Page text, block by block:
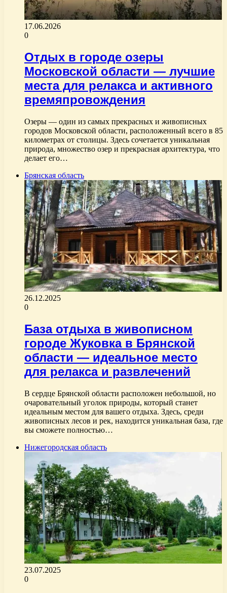
17.06.2026
0
Отдых в городе озеры
Московской области — лучшие
места для релакса и активного
времяпровождения
Озеры — один из самых прекрасных и живописных
городов Московской области, расположенный всего в 85
километрах от столицы. Здесь сочетается уникальная
природа, множество озер и прекрасная архитектура, что
делает его…
Брянская область
26.12.2025
0
База отдыха в живописном
городе Жуковка в Брянской
области — идеальное место
для релакса и развлечений
В сердце Брянской области расположен небольшой, но
очаровательный уголок природы, который станет
идеальным местом для вашего отдыха. Здесь, среди
живописных лесов и рек, находится уникальная база, где
вы сможете полностью…
Нижегородская область
23.07.2025
0